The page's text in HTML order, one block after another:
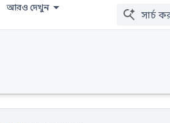
আরও দেখুন